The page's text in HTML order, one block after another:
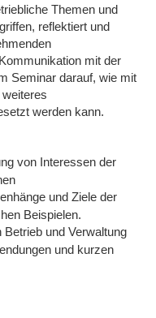
Themen und
reflektiert und
mit der
Seminar darauf, wie mit
werden kann.
von Interessen der
und Ziele der
Beispielen.
und Verwaltung
und kurzen